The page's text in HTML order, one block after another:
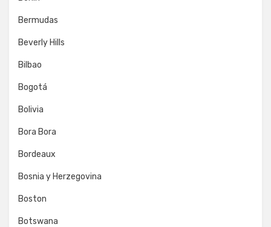
Bermudas
Beverly Hills
Bilbao
Bogotá
Bolivia
Bora Bora
Bordeaux
Bosnia y Herzegovina
Boston
Botswana